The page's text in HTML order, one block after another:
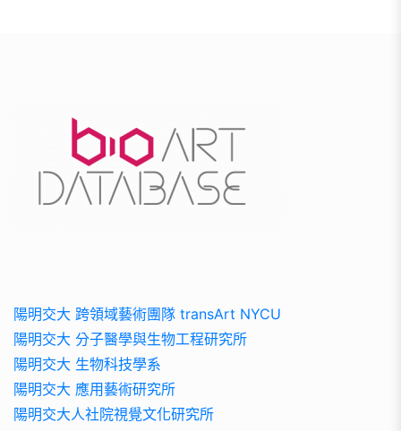
陽明交大 跨領域藝術團隊 transArt NYCU
陽明交大 分子醫學與生物工程研究所
陽明交大 生物科技學系
陽明交大 應用藝術研究所
陽明交大人社院視覺文化研究所